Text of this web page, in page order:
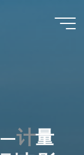
—计量